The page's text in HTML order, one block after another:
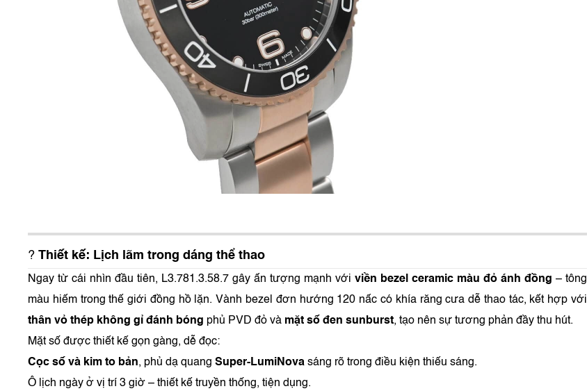
? Thiết kế: Lịch lãm trong dáng thể thao
Ngay từ cái nhìn đầu tiên, L3.781.3.58.7 gây ấn tượng mạnh với viền bezel ceramic màu đỏ ánh đồng – tông
màu hiếm trong thế giới đồng hồ lặn. Vành bezel đơn hướng 120 nấc có khía răng cưa dễ thao tác, kết hợp với
thân vỏ thép không gỉ đánh bóng phủ PVD đỏ và mặt số đen sunburst, tạo nên sự tương phản đầy thu hút.
Mặt số được thiết kế gọn gàng, dễ đọc:
Cọc số và kim to bản, phủ dạ quang Super-LumiNova sáng rõ trong điều kiện thiếu sáng.
Ô lịch ngày ở vị trí 3 giờ – thiết kế truyền thống, tiện dụng.